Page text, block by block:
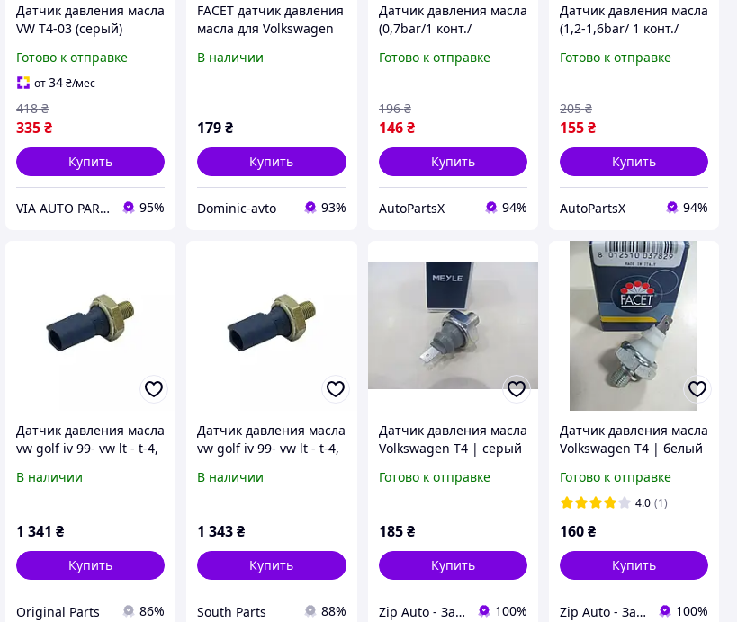
Датчик давления масла
VW T4-03 (серый)
Готово к отправке
от34₴/мес
335₴
418 ₴
Купить
VIA AUTO PARTS MARKET 95%
FACET датчик давления
масла для Volkswagen
новый
В наличии
179₴
Купить
Dominic-avto 93%
Датчик давления масла
(0,7bar/1 конт./
T4/Golf IV 1.2-2.5 TDI
Готово к отправке
146 ₴
196 ₴
Купить
AutoPartsX 94%
Датчик давления масла
(1,2-1,6bar/ 1 конт./
IV/Audi A4/A6 1.6-5.0
Готово к отправке
155₴
205 ₴
Купить
AutoPartsX 94%
Датчик давления масла
vw golf iv 99- vw lt - t-4,
028919081j
В наличии
1 341 ₴
Купить
Original Parts 86%
Датчик давления масла
vw golf iv 99- vw lt - t-4,
028919081j
В наличии
1 343₴
Купить
South Parts 88%
Датчик давления масла
Volkswagen T4 | серый
Готово к отправке
185 ₴
Купить
Zip Auto - Запчасти для микроавтобусов 100%
Датчик давления масла
Volkswagen T4 | белый
Готово к отправке
4.0 (1)
160₴
Купить
Zip Auto - Запчасти для микроавтобусов 100%